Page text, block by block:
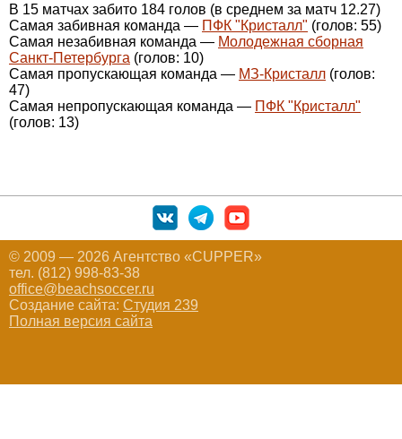
В 15 матчах забито 184 голов (в среднем за матч 12.27)
Самая забивная команда — ПФК "Кристалл" (голов: 55)
Самая незабивная команда — Молодежная сборная
Санкт-Петербурга (голов: 10)
Самая пропускающая команда — МЗ-Кристалл (голов:
47)
Самая непропускающая команда — ПФК "Кристалл"
(голов: 13)
© 2009 — 2026 Агентство «CUPPER»
тел. (812) 998-83-38
office@beachsoccer.ru
Создание сайта: Студия 239
Полная версия сайта